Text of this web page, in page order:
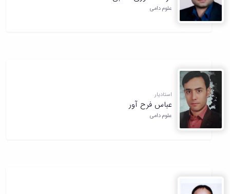
علوم دامی
استادیار
عباس فرح آور
علوم دامی